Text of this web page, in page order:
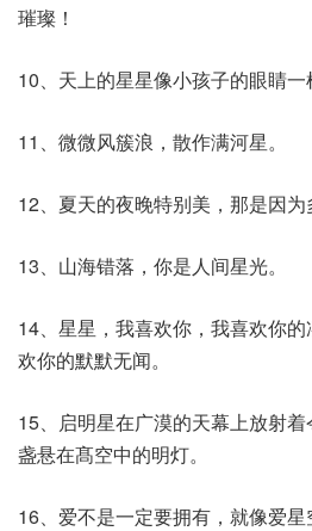
璀璨！
10、天上的星星像小孩子的眼睛一
11、微微风簇浪，散作满河星。
12、夏天的夜晚特别美，那是因为
13、山海错落，你是人间星光。
14、星星，我喜欢你，我喜欢你
欢你的默默无闻。
15、启明星在广漠的天幕上放射
盏悬在髙空中的明灯。
16、爱不是一定要拥有，就像爱